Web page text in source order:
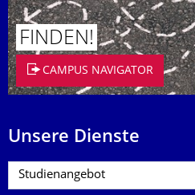
FINDEN!
CAMPUS NAVIGATOR
Unsere Dienste